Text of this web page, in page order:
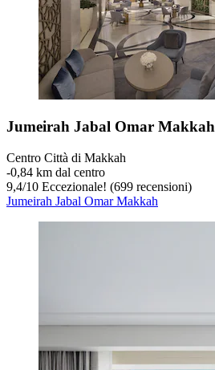
Jumeirah Jabal Omar Makkah
Centro Città di Makkah
‐0,84 km dal centro
9,4/10 Eccezionale! (699 recensioni)
Jumeirah Jabal Omar Makkah